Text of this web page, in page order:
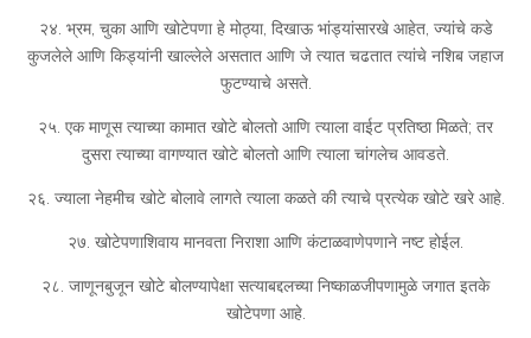
२४. भ्रम, चुका आणि खोटेपणा हे मोठ्या, दिखाऊ भांड्यांसारखे आहेत, ज्यांचे कडे
कुजलेले आणि किड्यांनी खाल्लेले असतात आणि जे त्यात चढतात त्यांचे नशिब जहाज
फुटण्याचे असते.
२५. एक माणूस त्याच्या कामात खोटे बोलतो आणि त्याला वाईट प्रतिष्ठा मिळते; तर
दुसरा त्याच्या वागण्यात खोटे बोलतो आणि त्याला चांगलेच आवडते.
२६. ज्याला नेहमीच खोटे बोलावे लागते त्याला कळते की त्याचे प्रत्येक खोटे खरे आहे.
२७. खोटेपणाशिवाय मानवता निराशा आणि कंटाळवाणेपणाने नष्ट होईल.
२८. जाणूनबुजून खोटे बोलण्यापेक्षा सत्याबद्दलच्या निष्काळजीपणामुळे जगात इतके
खोटेपणा आहे.